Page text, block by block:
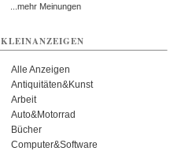
...mehr Meinungen
KLEINANZEIGEN
Alle Anzeigen
Antiquitäten&Kunst
Arbeit
Auto&Motorrad
Bücher
Computer&Software